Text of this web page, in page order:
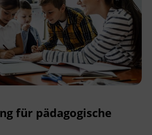
für pädagogische